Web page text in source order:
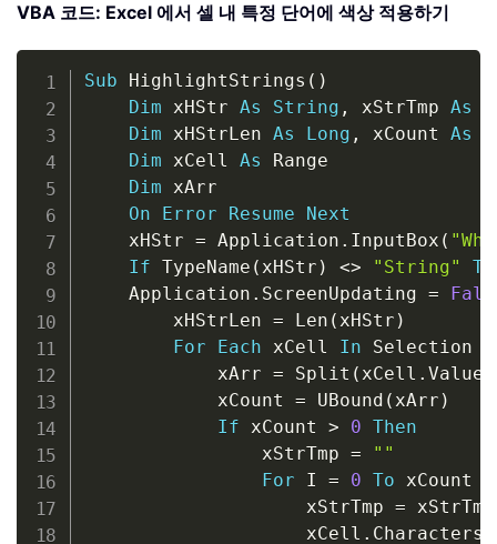
VBA 코드: Excel 에서 셀 내 특정 단어에 색상 적용하기
Sub HighlightStrings ( )
Dim xHStr As String , xStrTmp As
Dim xHStrLen As Long , xCount As
Dim xCell As Range
Dim xArr
On
Error Resume
Next
    xHStr
= Application . InputBox (
If TypeName ( xHStr ) <> "String"
    Application
. ScreenUpdating =
        xHStrLen
= Len ( xHStr )
For
Each xCell In Selection
            xArr
= Split ( xCell . Value
            xCount
= UBound ( xArr )
If xCount > 0 Then
                xStrTmp
=
""
For I = 0 To xCount
                    xStrTmp
=
                    xCell
. Characters